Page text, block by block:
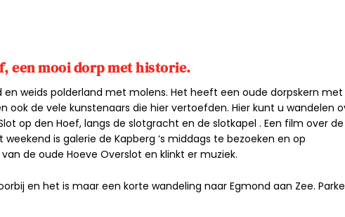
een mooi dorp met historie.
en weids polderland met molens. Het heeft een oude dorpskern met
ook de vele kunstenaars die hier vertoefden. Hier kunt u wandelen
op den Hoef, langs de slotgracht en de slotkapel . Een film over de
weekend is galerie de Kapberg ‘s middags te bezoeken en op
de oude Hoeve Overslot en klinkt er muziek.
en het is maar een korte wandeling naar Egmond aan Zee.